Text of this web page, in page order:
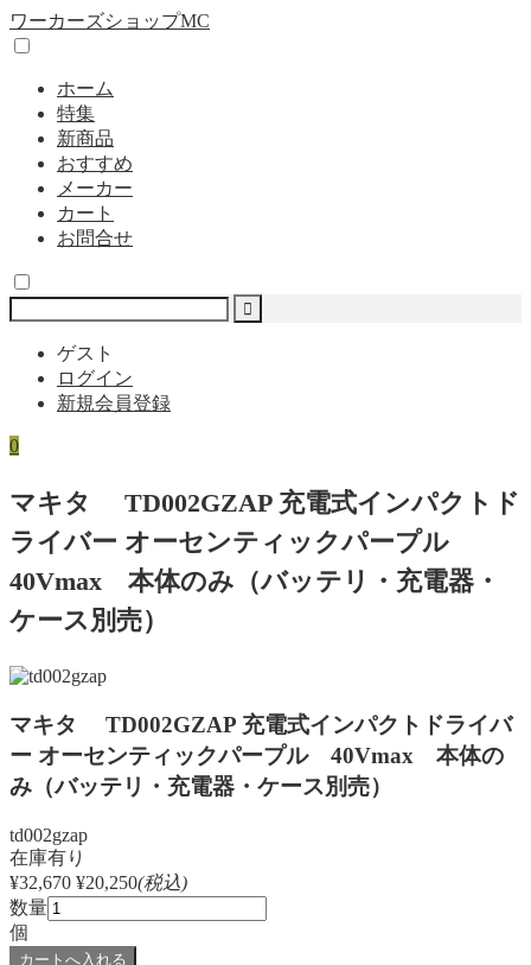
ワーカーズショップMC
ホーム
特集
新商品
おすすめ
メーカー
カート
お問合せ
ゲスト
ログイン
新規会員登録
0
マキタ TD002GZAP 充電式インパクトド
ライバー オーセンティックパープル
40Vmax 本体のみ（バッテリ・充電器・
ケース別売）
マキタ TD002GZAP 充電式インパクトドライバ
ー オーセンティックパープル 40Vmax 本体の
み（バッテリ・充電器・ケース別売）
td002gzap
在庫有り
¥32,670 ¥20,250(税込)
数量
個